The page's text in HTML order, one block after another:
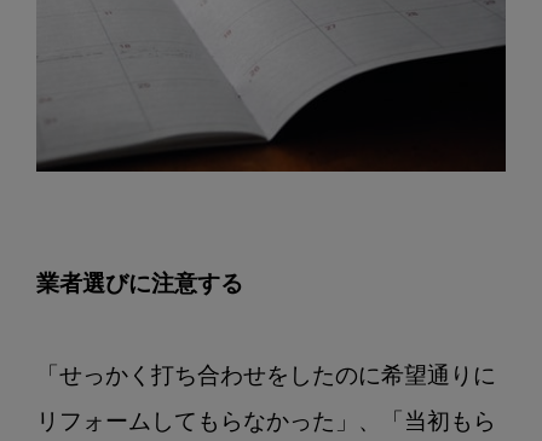
業者選びに注意する
「せっかく打ち合わせをしたのに希望通りに
リフォームしてもらなかった」、「当初もら